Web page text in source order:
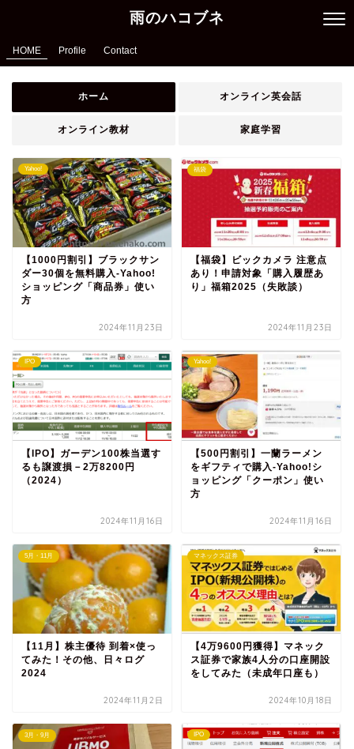
雨のハコブネ
HOME Profile Contact
ホーム オンライン英会話
オンライン教材 家庭学習
Yahoo!
【1000円割引】ブラックサン
ダー30個を無料購入‐Yahoo!
ショッピング「商品券」使い
方
2024年11月23日
福袋
【福袋】ビックカメラ 注意点
あり！申請対象「購入履歴あ
り」福箱2025（失敗談）
2024年11月23日
IPO
【IPO】ガーデン100株当選す
るも譲渡損－2万8200円
（2024）
2024年11月16日
Yahoo!
【500円割引】一蘭ラーメン
をギフティで購入‐Yahoo!シ
ョッピング「クーポン」使い
方
2024年11月16日
5月・11月
【11月】株主優待 到着×使っ
てみた！その他、日々ログ
2024
2024年11月2日
マネックス証券
【4万9600円獲得】マネック
ス証券で家族4人分の口座開設
をしてみた（未成年口座も）
2024年10月18日
3月・9月 IPO